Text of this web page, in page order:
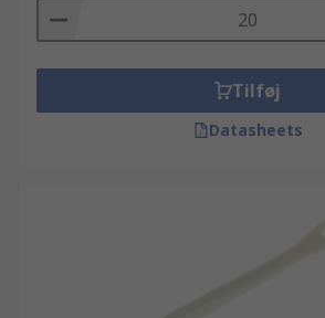
Tilføj
Datasheets